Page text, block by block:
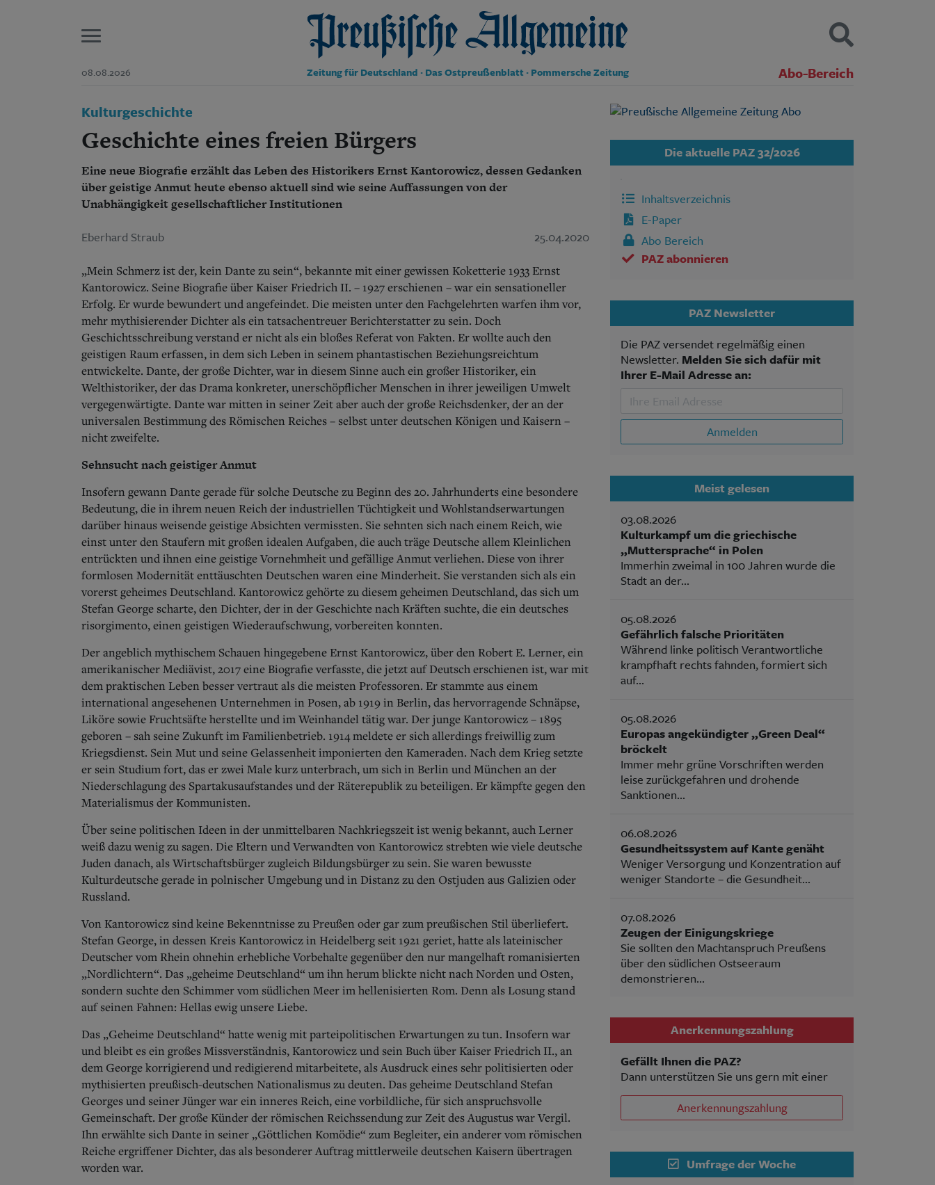
08.08.2026 Preußische Allgemeine Zeitung
Zeitung für Deutschland · Das Ostpreußenblatt · Pommersche Zeitung Abo-Bereich
Start
Wer wir sind
Aktuelle Ausgabe
Abonnent werden
Abo Prämien
Archiv
Mediadaten
Gesellschaft
Leben
Schlesien
Danzig und Westpreußen
Bücher
Kontakt
Datenschutz
Suchen und finden
SUCHEN
Kulturgeschichte
Geschichte eines freien Bürgers
Eine neue Biografie erzählt das Leben des Historikers Ernst Kantorowicz, dessen Gedanken
über geistige Anmut heute ebenso aktuell sind wie seine Auffassungen von der
Unabhängigkeit gesellschaftlicher Institutionen
Eberhard Straub 25.04.2020
„Mein Schmerz ist der, kein Dante zu sein“, bekannte mit einer gewissen Koketterie 1933 Ernst
Kantorowicz. Seine Biografie über Kaiser Friedrich II. – 1927 erschienen – war ein sensationeller
Erfolg. Er wurde bewundert und angefeindet. Die meisten unter den Fachgelehrten warfen ihm vor,
mehr mythisierender Dichter als ein tatsachentreuer Berichterstatter zu sein. Doch
Geschichtsschreibung verstand er nicht als ein bloßes Referat von Fakten. Er wollte auch den
geistigen Raum erfassen, in dem sich Leben in seinem phantastischen Beziehungsreichtum
entwickelte. Dante, der große Dichter, war in diesem Sinne auch ein großer Historiker, ein
Welthistoriker, der das Drama konkreter, unerschöpflicher Menschen in ihrer jeweiligen Umwelt
vergegenwärtigte. Dante war mitten in seiner Zeit aber auch der große Reichsdenker, der an der
universalen Bestimmung des Römischen Reiches – selbst unter deutschen Königen und Kaisern –
nicht zweifelte.
Sehnsucht nach geistiger Anmut
Insofern gewann Dante gerade für solche Deutsche zu Beginn des 20. Jahrhunderts eine besondere
Bedeutung, die in ihrem neuen Reich der industriellen Tüchtigkeit und Wohlstandserwartungen
darüber hinaus weisende geistige Absichten vermissten. Sie sehnten sich nach einem Reich, wie
einst unter den Staufern mit großen idealen Aufgaben, die auch träge Deutsche allem Kleinlichen
entrückten und ihnen eine geistige Vornehmheit und gefällige Anmut verliehen. Diese von ihrer
formlosen Modernität enttäuschten Deutschen waren eine Minderheit. Sie verstanden sich als ein
vorerst geheimes Deutschland. Kantorowicz gehörte zu diesem geheimen Deutschland, das sich um
Stefan George scharte, den Dichter, der in der Geschichte nach Kräften suchte, die ein deutsches
risorgimento, einen geistigen Wiederaufschwung, vorbereiten konnten.
Der angeblich mythischem Schauen hingegebene Ernst Kantorowicz, über den Robert E. Lerner, ein
amerikanischer Mediävist, 2017 eine Biografie verfasste, die jetzt auf Deutsch erschienen ist, war mit
dem praktischen Leben besser vertraut als die meisten Professoren. Er stammte aus einem
international angesehenen Unternehmen in Posen, ab 1919 in Berlin, das hervorragende Schnäpse,
Liköre sowie Fruchtsäfte herstellte und im Weinhandel tätig war. Der junge Kantorowicz – 1895
geboren – sah seine Zukunft im Familienbetrieb. 1914 meldete er sich allerdings freiwillig zum
Kriegsdienst. Sein Mut und seine Gelassenheit imponierten den Kameraden. Nach dem Krieg setzte
er sein Studium fort, das er zwei Male kurz unterbrach, um sich in Berlin und München an der
Niederschlagung des Spartakusaufstandes und der Räterepublik zu beteiligen. Er kämpfte gegen den
Materialismus der Kommunisten.
Über seine politischen Ideen in der unmittelbaren Nachkriegszeit ist wenig bekannt, auch Lerner
weiß dazu wenig zu sagen. Die Eltern und Verwandten von Kantorowicz strebten wie viele deutsche
Juden danach, als Wirtschaftsbürger zugleich Bildungsbürger zu sein. Sie waren bewusste
Kulturdeutsche gerade in polnischer Umgebung und in Distanz zu den Ostjuden aus Galizien oder
Russland.
Von Kantorowicz sind keine Bekenntnisse zu Preußen oder gar zum preußischen Stil überliefert.
Stefan George, in dessen Kreis Kantorowicz in Heidelberg seit 1921 geriet, hatte als lateinischer
Deutscher vom Rhein ohnehin erhebliche Vorbehalte gegenüber den nur mangelhaft romanisierten
„Nordlichtern“. Das „geheime Deutschland“ um ihn herum blickte nicht nach Norden und Osten,
sondern suchte den Schimmer vom südlichen Meer im hellenisierten Rom. Denn als Losung stand
auf seinen Fahnen: Hellas ewig unsere Liebe.
Das „Geheime Deutschland“ hatte wenig mit parteipolitischen Erwartungen zu tun. Insofern war
und bleibt es ein großes Missverständnis, Kantorowicz und sein Buch über Kaiser Friedrich II., an
dem George korrigierend und redigierend mitarbeitete, als Ausdruck eines sehr politisierten oder
mythisierten preußisch-deutschen Nationalismus zu deuten. Das geheime Deutschland Stefan
Georges und seiner Jünger war ein inneres Reich, eine vorbildliche, für sich anspruchsvolle
Gemeinschaft. Der große Künder der römischen Reichssendung zur Zeit des Augustus war Vergil.
Ihn erwählte sich Dante in seiner „Göttlichen Komödie“ zum Begleiter, ein anderer vom römischen
Reiche ergriffener Dichter, das als besonderer Auftrag mittlerweile deutschen Kaisern übertragen
worden war.
Die aktuelle PAZ 32/2026
Inhaltsverzeichnis
E-Paper
Abo Bereich
PAZ abonnieren
PAZ Newsletter
Die PAZ versendet regelmäßig einen
Newsletter. Melden Sie sich dafür mit
Ihrer E-Mail Adresse an:
Anmelden
Meist gelesen
03.08.2026
Kulturkampf um die griechische
„Muttersprache“ in Polen
Immerhin zweimal in 100 Jahren wurde die
Stadt an der...
05.08.2026
Gefährlich falsche Prioritäten
Während linke politisch Verantwortliche
krampfhaft rechts fahnden, formiert sich
auf...
05.08.2026
Europas angekündigter „Green Deal“
bröckelt
Immer mehr grüne Vorschriften werden
leise zurückgefahren und drohende
Sanktionen...
06.08.2026
Gesundheitssystem auf Kante genäht
Weniger Versorgung und Konzentration auf
weniger Standorte – die Gesundheit...
07.08.2026
Zeugen der Einigungskriege
Sie sollten den Machtanspruch Preußens
über den südlichen Ostseeraum
demonstrieren...
Anerkennungszahlung
Gefällt Ihnen die PAZ?
Dann unterstützen Sie uns gern mit einer
Anerkennungszahlung
Umfrage der Woche